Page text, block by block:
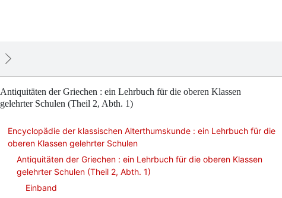
Antiquitäten der Griechen : ein Lehrbuch für die oberen Klassen
gelehrter Schulen (Theil 2, Abth. 1)
Encyclopädie der klassischen Alterthumskunde : ein Lehrbuch für die
oberen Klassen gelehrter Schulen
Antiquitäten der Griechen : ein Lehrbuch für die oberen Klassen
gelehrter Schulen (Theil 2, Abth. 1)
Einband